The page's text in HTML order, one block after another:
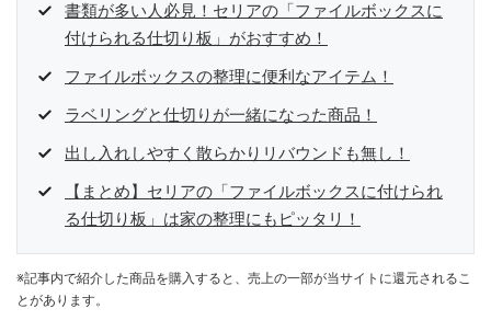
書類が多い人必見！セリアの「ファイルボックスに
付けられる仕切り板」がおすすめ！
ファイルボックスの整理に便利なアイテム！
ラベリングと仕切りが一緒になった商品！
出し入れしやすく散らかりリバウンドも無し！
【まとめ】セリアの「ファイルボックスに付けられ
る仕切り板」は家の整理にもピッタリ！
※記事内で紹介した商品を購入すると、売上の一部が当サイトに還元されるこ
とがあります。